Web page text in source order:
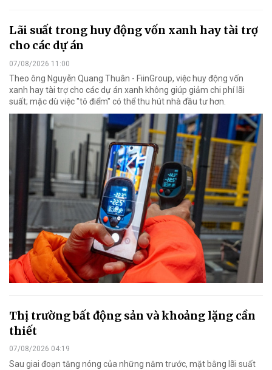
Lãi suất trong huy động vốn xanh hay tài trợ
cho các dự án
07/08/2026 11:00
Theo ông Nguyễn Quang Thuân - FiinGroup, việc huy động vốn
xanh hay tài trợ cho các dự án xanh không giúp giảm chi phí lãi
suất; mặc dù việc "tô điểm" có thể thu hút nhà đầu tư hơn.
Thị trường bất động sản và khoảng lặng cần
thiết
07/08/2026 04:19
Sau giai đoạn tăng nóng của những năm trước, mặt bằng lãi suất